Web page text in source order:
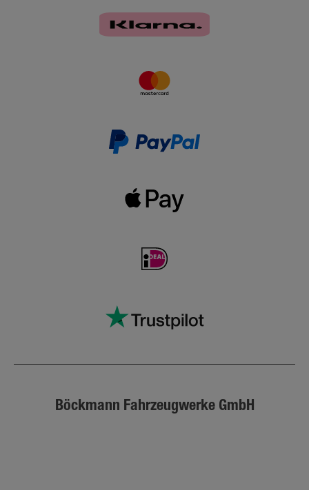
Böckmann Fahrzeugwerke GmbH